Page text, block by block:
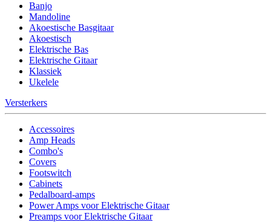
Banjo
Mandoline
Akoestische Basgitaar
Akoestisch
Elektrische Bas
Elektrische Gitaar
Klassiek
Ukelele
Versterkers
Accessoires
Amp Heads
Combo's
Covers
Footswitch
Cabinets
Pedalboard-amps
Power Amps voor Elektrische Gitaar
Preamps voor Elektrische Gitaar